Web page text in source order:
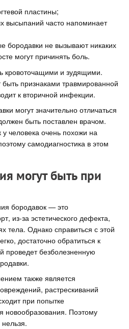
пластины;
высыпаний часто напоминает
бородавки не вызывают никаких
могут причинять боль.
кровоточащими и зудящими.
признаками травмированной
к вторичной инфекции.
могут значительно отличаться
быть поставлен врачом.
человека очень похожи на
самодиагностика в этом
могут быть при
бородавок — это
из-за эстетического дефекта,
тела. Однако справиться с этой
достаточно обратиться к
проведет безболезненную
также является
растрескиваний
при попытке
новообразования. Поэтому
нельзя.